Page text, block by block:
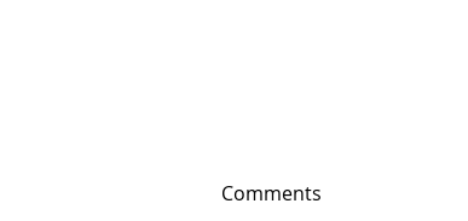
Comments